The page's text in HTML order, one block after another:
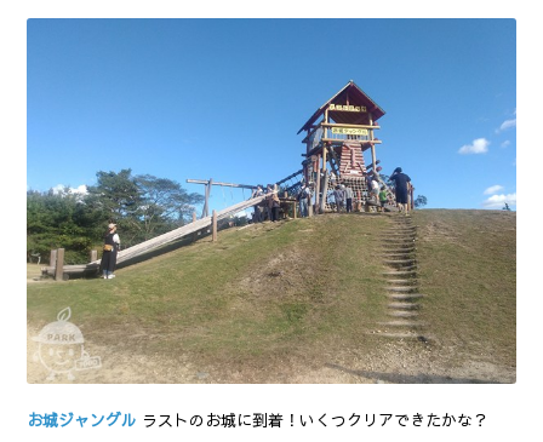
お城ジャングル ラストのお城に到着！いくつクリアできたかな？